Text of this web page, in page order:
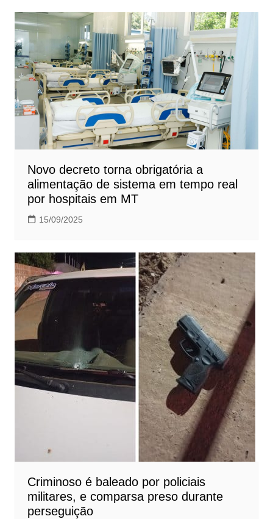
Novo decreto torna obrigatória a
alimentação de sistema em tempo real
por hospitais em MT
15/09/2025
Criminoso é baleado por policiais
militares, e comparsa preso durante
perseguição